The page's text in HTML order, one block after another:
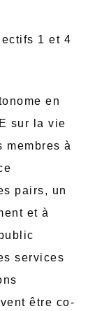
1 et 4
en
sur la vie
membres à
pairs, un
et à
services
être co-